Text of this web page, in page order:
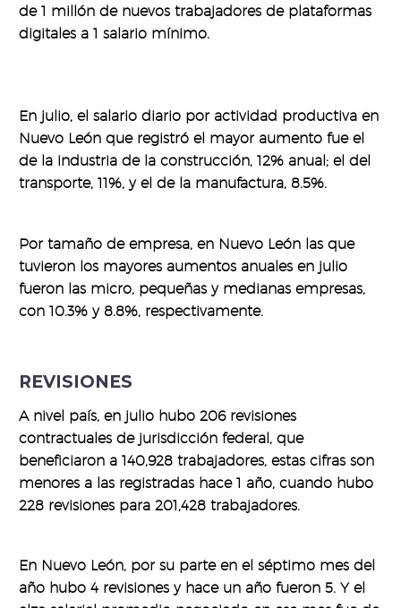
de 1 millón de nuevos trabajadores de plataformas
digitales a 1 salario mínimo.
En julio, el salario diario por actividad productiva en
Nuevo León que registró el mayor aumento fue el
de la industria de la construcción, 12% anual; el del
transporte, 11%, y el de la manufactura, 8.5%.
Por tamaño de empresa, en Nuevo León las que
tuvieron los mayores aumentos anuales en julio
fueron las micro, pequeñas y medianas empresas,
con 10.3% y 8.8%, respectivamente.
REVISIONES
A nivel país, en julio hubo 206 revisiones
contractuales de jurisdicción federal, que
beneficiaron a 140,928 trabajadores, estas cifras son
menores a las registradas hace 1 año, cuando hubo
228 revisiones para 201,428 trabajadores.
En Nuevo León, por su parte en el séptimo mes del
año hubo 4 revisiones y hace un año fueron 5. Y el